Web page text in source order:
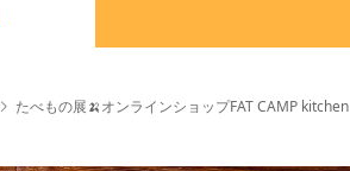
たべもの展🍌オンラインショップFAT CAMP kitchen